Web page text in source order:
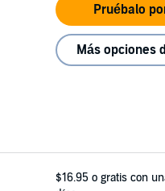
Pruébalo
Más opciones
$16.95 o gratis con